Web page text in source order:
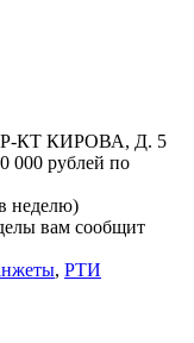
КТ КИРОВА, Д. 5
000 рублей по
неделю)
вам сообщит
, РТИ